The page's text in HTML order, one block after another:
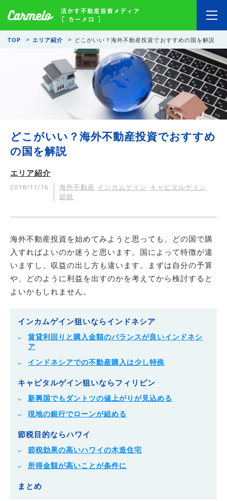
TOP エリア紹介 どこがいい？海外不動産投資でおすすめの国を解説
どこがいい？海外不動産投資でおすすめ
の国を解説
エリア紹介
2018/11/16 海外不動産 インカムゲイン キャピタルゲイン
節税
海外不動産投資を始めてみようと思っても、どの国で購
入すればよいのか迷うと思います。国によって特徴が違
いますし、収益の出し方も違います。まずは自分の予算
や、どのように利益を出すのかを考えてから検討すると
よいかもしれません。
インカムゲイン狙いならインドネシア
賃貸利回りと購入金額のバランスが良いインドネシ
ア
インドネシアでの不動産購入は少し特殊
キャピタルゲイン狙いならフィリピン
新興国でもダントツの値上がりが見込める
現地の銀行でローンが組める
節税目的ならハワイ
節税効果の高いハワイの木造住宅
所得金額が高いことが条件に
まとめ